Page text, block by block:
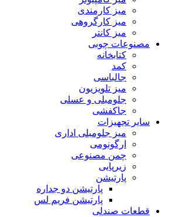
میز کارمندی
میز کارگروهی
میز کانتر
مصنوعات چوبی
کتابخانه
کمد
جالباسی
میز تلویزیون
جلومبلی و عسلی
جاکفشی
سایر تجهیزات
میز جلومبلی اداری
ارگونومی
چمن مصنوعی
زیرپایی
پارتیشن
پارتیشن دو جداره
پارتیشن فریم لس
قطعات صندلی